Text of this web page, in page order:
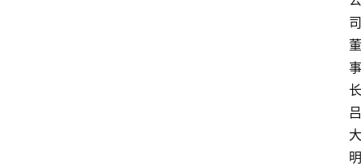
司
董
事
长
吕
大
明